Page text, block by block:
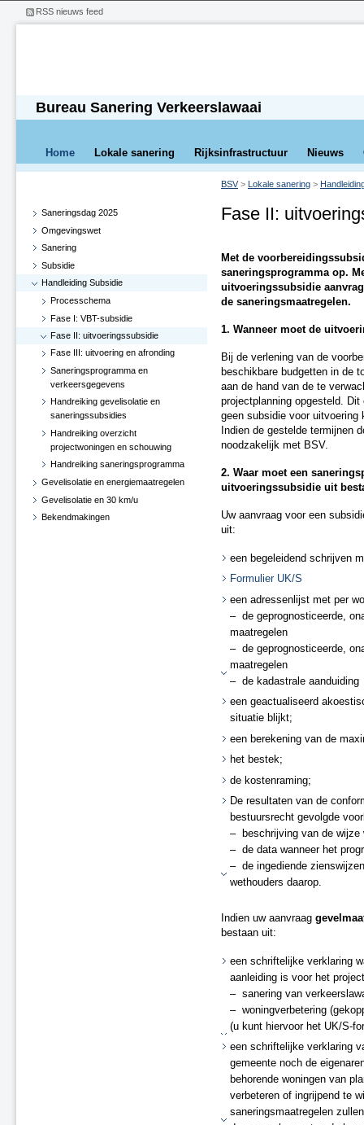
Bureau Sanering Verkeerslawaai
Home Lokale sanering Rijksinfrastructuur Nieuws
BSV> Lokale sanering >
Fase II:
Met de
saneringsprogramma op.
uitvoeringssubsidie
de saneringsmaatregelen.
1. Wanneer moet de
Bij de verlening van de
beschikbare budgetten in de
aan de hand van de te
projectplanning opgesteld.
geen subsidie voor uitvoering
Indien de gestelde termijnen
noodzakelijk met BSV.
2. Waar moet een
uitvoeringssubsidie uit
Uw aanvraag voor een
uit:
een begeleidend schrijven
Formulier UK/S
een adressenlijst met per
– de geprognosticeerde,
maatregelen
– de geprognosticeerde,
maatregelen
– de kadastrale aanduiding
een geactualiseerd
situatie blijkt;
een berekening van de
het bestek;
de kostenraming;
De resultaten van de
bestuursrecht gevolgde
– beschrijving van de wijze
– de data wanneer het
– de ingediende
wethouders daarop.
Indien uw aanvraag
bestaan uit:
een schriftelijke verklaring
aanleiding is voor het
– sanering van
– woningverbetering
(u kunt hiervoor het UK/S-
een schriftelijke verklaring
gemeente noch de
behorende woningen van
verbeteren of ingrijpend te
saneringsmaatregelen
Saneringsdag 2025
Omgevingswet
Sanering
Subsidie
Handleiding Subsidie
Processchema
Fase I: VBT-subsidie
Fase II: uitvoeringssubsidie
Fase III: uitvoering en afronding
Saneringsprogramma en
verkeersgegevens
Handreiking gevelisolatie en
saneringssubsidies
Handreiking overzicht
projectwoningen en schouwing
Handreiking saneringsprogramma
Gevelisolatie en energiemaatregelen
Gevelisolatie en 30 km/u
Bekendmakingen
RSS nieuws feed